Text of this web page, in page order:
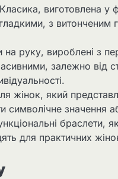
виготовлена
з витонченим
руку, вироблені з
залежно від
жінок, який
символічне значення
браслети,
для практичних